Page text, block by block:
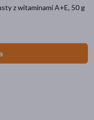
z witaminami A+E, 50 g